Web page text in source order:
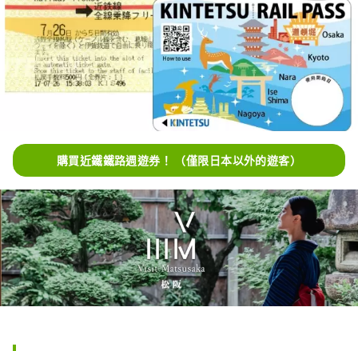
購買近鐵鐵路週遊券！ （僅限日本以外的遊客）